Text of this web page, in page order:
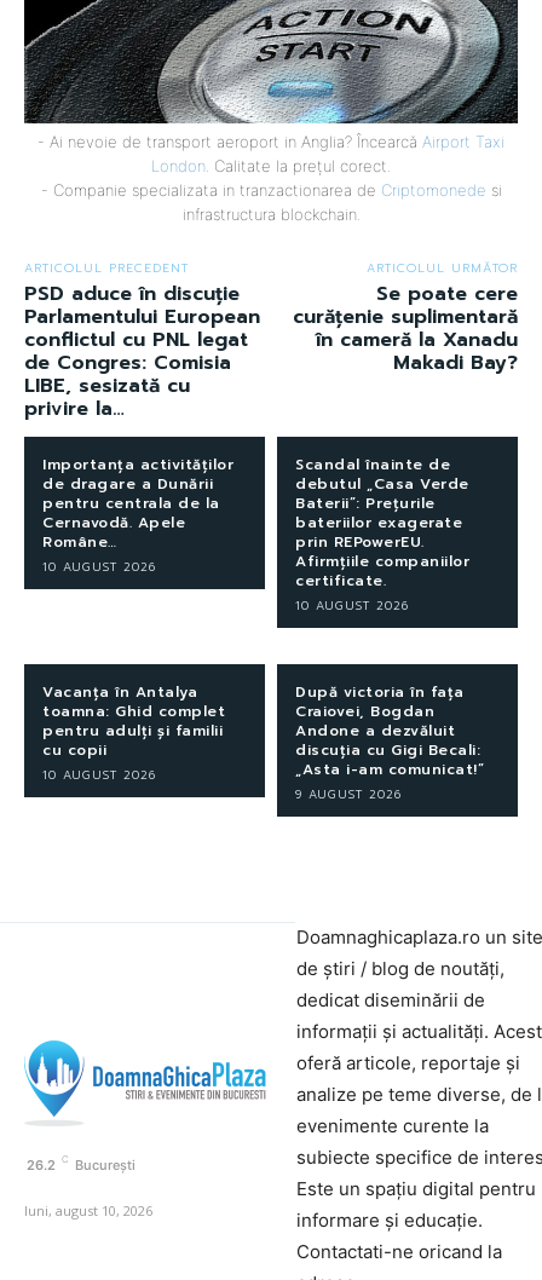
- Ai nevoie de transport aeroport in Anglia? Încearcă Airport Taxi
London . Calitate la prețul corect.
- Companie specializata in tranzactionarea de Criptomonede si
infrastructura blockchain.
ARTICOLUL PRECEDENT
PSD aduce în discuție
Parlamentului European
conflictul cu PNL legat
de Congres: Comisia
LIBE, sesizată cu
privire la…
ARTICOLUL URMĂTOR
Se poate cere
curățenie suplimentară
în cameră la Xanadu
Makadi Bay?
Importanța activităților
de dragare a Dunării
pentru centrala de la
Cernavodă. Apele
Române…
10 AUGUST 2026
Scandal înainte de
debutul „Casa Verde
Baterii”: Prețurile
bateriilor exagerate
prin REPowerEU.
Afirmțiile companiilor
certificate.
10 AUGUST 2026
Vacanța în Antalya
toamna: Ghid complet
pentru adulți și familii
cu copii
10 AUGUST 2026
După victoria în fața
Craiovei, Bogdan
Andone a dezvăluit
discuția cu Gigi Becali:
„Asta i-am comunicat!”
9 AUGUST 2026
26.2 C București
luni, august 10, 2026
Doamnaghicaplaza.ro un site
de știri / blog de noutăți,
dedicat diseminării de
informații și actualități.
oferă articole, reportaje și
analize pe teme diverse, de
evenimente curente la
subiecte specifice de
Este un spațiu digital pentru
informare și educație.
Contactati-ne oricand la